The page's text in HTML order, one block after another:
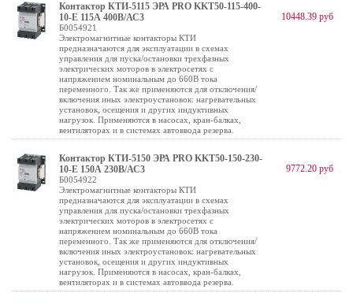
Контактор КТИ-5115 ЭРА PRO KKT50-115-400-
10-E 115А 400В/АС3
Б0054921
Электромагнитные контакторы КТИ
предназначаются для эксплуатации в схемах
управления для пуска/остановки трехфазных
электрических моторов в электросетях с
напряжением номинальным до 660В тока
переменного. Так же применяются для отключения/
включения иных электроустановок: нагревательных
установок, осещения и других индуктивных
нагрузок. Применяются в насосах, кран-балках,
вентиляторах и в системах автоввода резерва.
10448.39 руб
Контактор КТИ-5150 ЭРА PRO KKT50-150-230-
10-E 150А 230В/АС3
Б0054922
Электромагнитные контакторы КТИ
предназначаются для эксплуатации в схемах
управления для пуска/остановки трехфазных
электрических моторов в электросетях с
напряжением номинальным до 660В тока
переменного. Так же применяются для отключения/
включения иных электроустановок: нагревательных
установок, осещения и других индуктивных
нагрузок. Применяются в насосах, кран-балках,
вентиляторах и в системах автоввода резерва.
9772.20 руб